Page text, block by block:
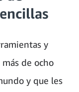
y
de ocho
y que les